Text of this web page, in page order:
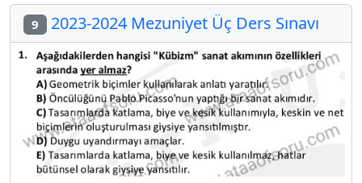
9 2023-2024 Mezuniyet Üç Ders Sınavı